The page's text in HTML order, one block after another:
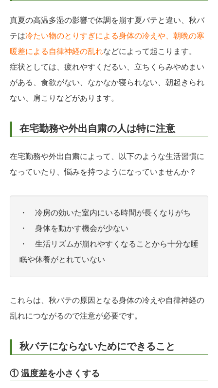
真夏の高温多湿の影響で体調を崩す夏バテと違い、秋バ
テは冷たい物のとりすぎによる身体の冷えや、朝晩の寒
暖差による自律神経の乱れなどによって起こります。
症状としては、疲れやすくだるい、立ちくらみやめまい
がある、食欲がない、なかなか寝られない、朝起きられ
ない、肩こりなどがあります。
在宅勤務や外出自粛の人は特に注意
在宅勤務や外出自粛によって、以下のような生活習慣に
なっていたり、悩みを持つようになっていませんか？
・ 冷房の効いた室内にいる時間が長くなりがち
・ 身体を動かす機会が少ない
・ 生活リズムが崩れやすくなることから十分な睡
眠や休養がとれていない
これらは、秋バテの原因となる身体の冷えや自律神経の
乱れにつながるので注意が必要です。
秋バテにならないためにできること
① 温度差を小さくする